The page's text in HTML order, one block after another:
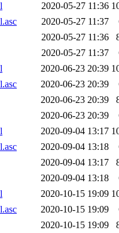
2020-05-27 11:36
2020-05-27 11:37
2020-05-27 11:36
2020-05-27 11:37
2020-06-23 20:39
2020-06-23 20:39
2020-06-23 20:39
2020-06-23 20:39
2020-09-04 13:17
2020-09-04 13:18
2020-09-04 13:17
2020-09-04 13:18
2020-10-15 19:09
2020-10-15 19:09
2020-10-15 19:09